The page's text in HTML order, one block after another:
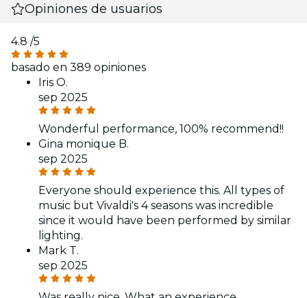
Opiniones de usuarios
4.8 /5
basado en 389 opiniones
Iris O.
sep 2025
Wonderful performance, 100% recommend!!
Gina monique B.
sep 2025
Everyone should experience this. All types of
music but Vivaldi's 4 seasons was incredible
since it would have been performed by similar
lighting.
Mark T.
sep 2025